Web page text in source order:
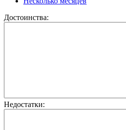
Достоинства:
Недостатки: